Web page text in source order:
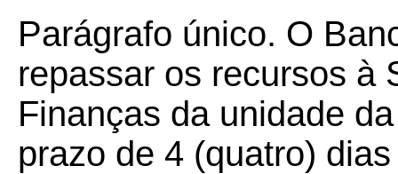
Parágrafo único. O
repassar os recursos à
Finanças da unidade
prazo de 4 (quatro)